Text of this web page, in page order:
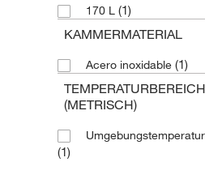
170 L (1)
KAMMERMATERIAL
Acero inoxidable (1)
TEMPERATURBEREICH
(METRISCH)
(1)